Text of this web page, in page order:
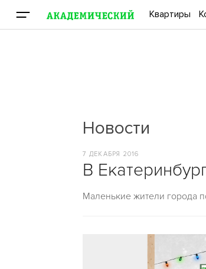
Квартиры
Новости
7 ДЕКАБРЯ 2016
В
Маленькие жители города